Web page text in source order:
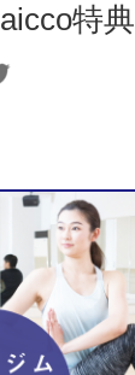
aicco特典